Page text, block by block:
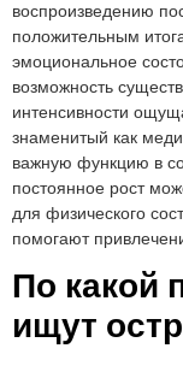
воспроизведению
положительным
эмоциональное
возможность
интенсивности
знаменитый как
важную функцию в
постоянное рост
для физического
помогают
По какой
ищут